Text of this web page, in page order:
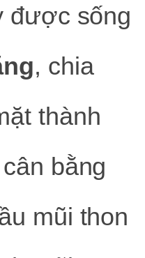
được sống
, chia
thành
bằng
mũi thon